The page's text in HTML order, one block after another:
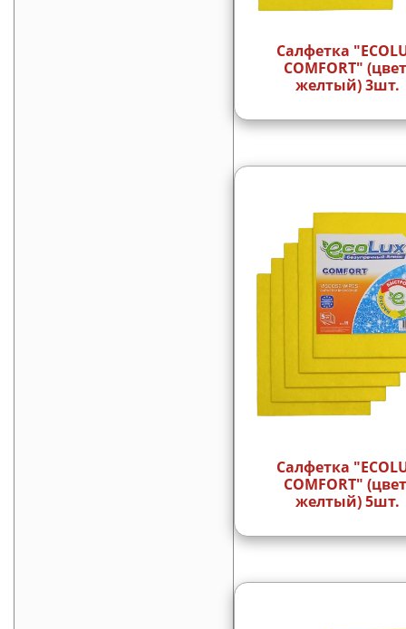
Салфетка
COMFORT"
желтый) 3шт.
Салфетка
COMFORT"
желтый) 5шт.